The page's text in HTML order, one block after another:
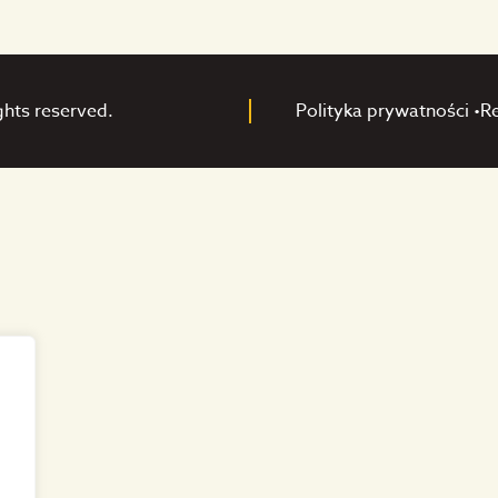
reserved. Polityka prywatności •